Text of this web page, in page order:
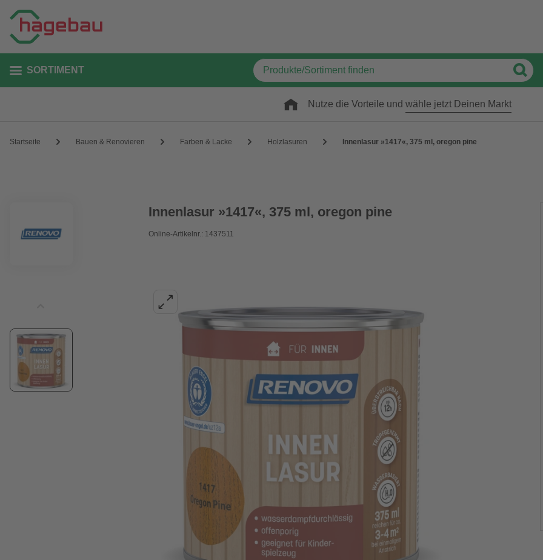
SORTIMENT
Nutze die Vorteile und wähle jetzt Deinen Markt
Startseite Bauen & Renovieren Farben & Lacke Holzlasuren Innenlasur »1417«, 375 ml, oregon pine
Innenlasur »1417«, 375 ml, oregon pine
Online-Artikelnr.: 1437511